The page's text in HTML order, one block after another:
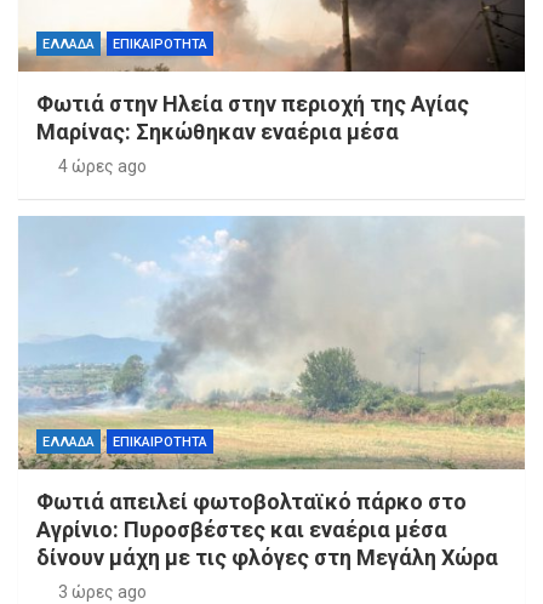
ΕΛΛΑΔΑ ΕΠΙΚΑΙΡΟΤΗΤΑ
Φωτιά στην Ηλεία στην περιοχή της Αγίας
Μαρίνας: Σηκώθηκαν εναέρια μέσα
4 ώρες ago
ΕΛΛΑΔΑ ΕΠΙΚΑΙΡΟΤΗΤΑ
Φωτιά απειλεί φωτοβολταϊκό πάρκο στο
Αγρίνιο: Πυροσβέστες και εναέρια μέσα
δίνουν μάχη με τις φλόγες στη Μεγάλη Χώρα
3 ώρες ago